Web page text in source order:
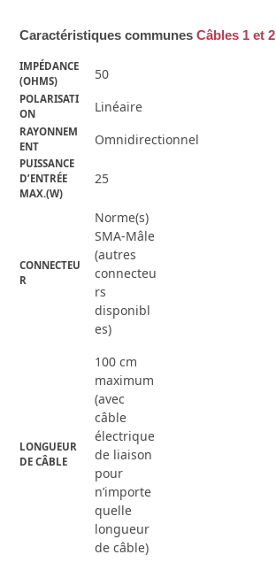
Caractéristiques communesCâbles 1 et 2
IMPÉDANCE
(OHMS)
50
POLARISATI
ON
Linéaire
RAYONNEM
ENT
Omnidirectionnel
PUISSANCE
D’ENTRÉE
MAX.(W)
25
CONNECTEU
R
Norme(s)
SMA-Mâle
(autres
connecteu
rs
disponibl
es)
LONGUEUR
DE CÂBLE
100 cm
maximum
(avec
câble
électrique
de liaison
pour
n’importe
quelle
longueur
de câble)